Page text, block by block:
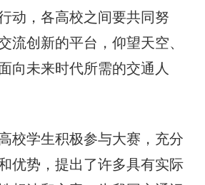
动，各高校之间要共同努
流创新的平台，仰望天空、
向未来时代所需的交通人
校学生积极参与大赛，充分
优势，提出了许多具有实际